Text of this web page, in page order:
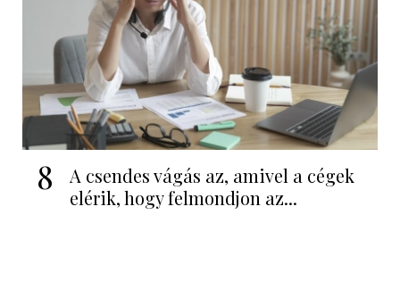
8
A csendes vágás az, amivel a cégek
elérik, hogy felmondjon az...